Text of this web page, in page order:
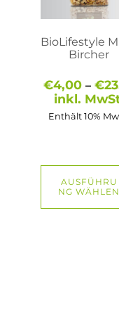
BioLifestyle
Bircher
€4,00 – €
inkl.
Enthält 10%
AUSFÜHRU
NG WÄHLEN
Optionen
auf
gewählt
werden